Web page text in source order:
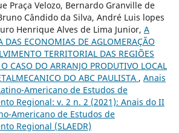
Praça Velozo, Bernardo Granville de
Cândido da Silva, André Luis lopes
Henrique Alves de Lima Junior, A
DAS ECONOMIAS DE AGLOMERAÇÃO
TERRITORIAL DAS REGIÕES
CASO DO ARRANJO PRODUTIVO LOCAL
DO ABC PAULISTA , Anais
Americano de Estudos de
Regional: v. 2 n. 2 (2021): Anais do II
Americano de Estudos de
Regional (SLAEDR)